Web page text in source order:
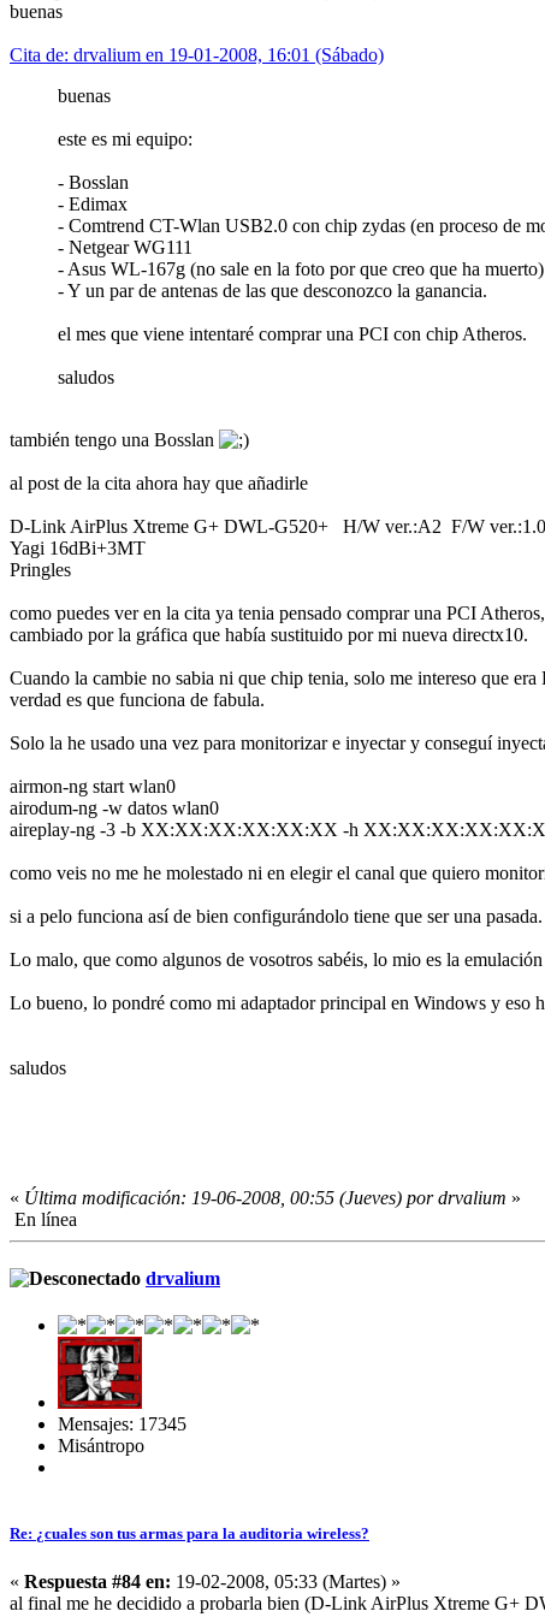
buenas
Cita de: drvalium en 19-01-2008, 16:01 (Sábado)
buenas
este es mi equipo:
- Bosslan
- Edimax
- Comtrend CT-Wlan USB2.0 con chip zydas (en proceso de
- Netgear WG111
- Asus WL-167g (no sale en la foto por que creo que ha muerto)
- Y un par de antenas de las que desconozco la ganancia.
el mes que viene intentaré comprar una PCI con chip Atheros.
saludos
también tengo una Bosslan
al post de la cita ahora hay que añadirle
D-Link AirPlus Xtreme G+ DWL-G520+ H/W ver.:A2 F/W
Yagi 16dBi+3MT
Pringles
como puedes ver en la cita ya tenia pensado comprar una PCI
cambiado por la gráfica que había sustituido por mi nueva directx10.
Cuando la cambie no sabia ni que chip tenia, solo me intereso que
verdad es que funciona de fabula.
Solo la he usado una vez para monitorizar e inyectar y conseguí
airmon-ng start wlan0
airodum-ng -w datos wlan0
aireplay-ng -3 -b XX:XX:XX:XX:XX:XX -h
como veis no me he molestado ni en elegir el canal que quiero
si a pelo funciona así de bien configurándolo tiene que ser una pasada.
Lo malo, que como algunos de vosotros sabéis, lo mio es la
Lo bueno, lo pondré como mi adaptador principal en Windows y eso
saludos
« Última modificación: 19-06-2008, 00:55 (Jueves) por drvalium »
En línea
drvalium
Mensajes: 17345
Misántropo
Re: ¿cuales son tus armas para la auditoria wireless?
« Respuesta #84 en: 19-02-2008, 05:33 (Martes) »
al final me he decidido a probarla bien (D-Link AirPlus Xtreme G+